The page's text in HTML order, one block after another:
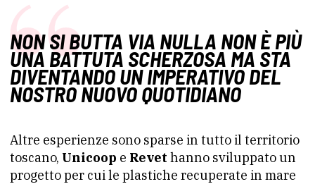
NON SI BUTTA VIA NULLA NON È PIÙ
UNA BATTUTA SCHERZOSA MA STA
DIVENTANDO UN IMPERATIVO DEL
NOSTRO NUOVO QUOTIDIANO
Altre esperienze sono sparse in tutto il territorio
toscano, Unicoop e Revet hanno sviluppato un
progetto per cui le plastiche recuperate in mare